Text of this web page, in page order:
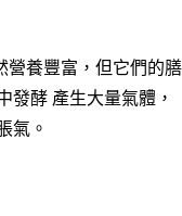
營養豐富，但它們的膳
發酵 產生大量氣體，
氣。